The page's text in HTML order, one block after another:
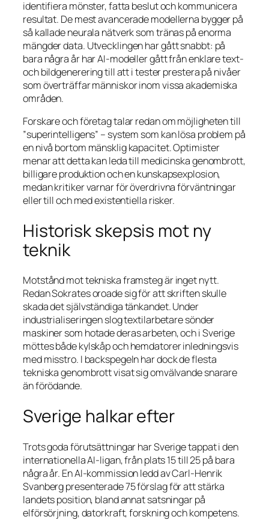
identifiera mönster, fatta beslut och kommunicera
resultat. De mest avancerade modellerna bygger på
så kallade neurala nätverk som tränas på enorma
mängder data. Utvecklingen har gått snabbt: på
bara några år har AI-modeller gått från enklare text-
och bildgenerering till att i tester prestera på nivåer
som överträffar människor inom vissa akademiska
områden.
Forskare och företag talar redan om möjligheten till
”superintelligens” – system som kan lösa problem på
en nivå bortom mänsklig kapacitet. Optimister
menar att detta kan leda till medicinska genombrott,
billigare produktion och en kunskapsexplosion,
medan kritiker varnar för överdrivna förväntningar
eller till och med existentiella risker.
Historisk skepsis mot ny
teknik
Motstånd mot tekniska framsteg är inget nytt.
Redan Sokrates oroade sig för att skriften skulle
skada det självständiga tänkandet. Under
industrialiseringen slog textilarbetare sönder
maskiner som hotade deras arbeten, och i Sverige
möttes både kylskåp och hemdatorer inledningsvis
med misstro. I backspegeln har dock de flesta
tekniska genombrott visat sig omvälvande snarare
än förödande.
Sverige halkar efter
Trots goda förutsättningar har Sverige tappat i den
internationella AI-ligan, från plats 15 till 25 på bara
några år. En AI-kommission ledd av Carl-Henrik
Svanberg presenterade 75 förslag för att stärka
landets position, bland annat satsningar på
elförsörjning, datorkraft, forskning och kompetens.